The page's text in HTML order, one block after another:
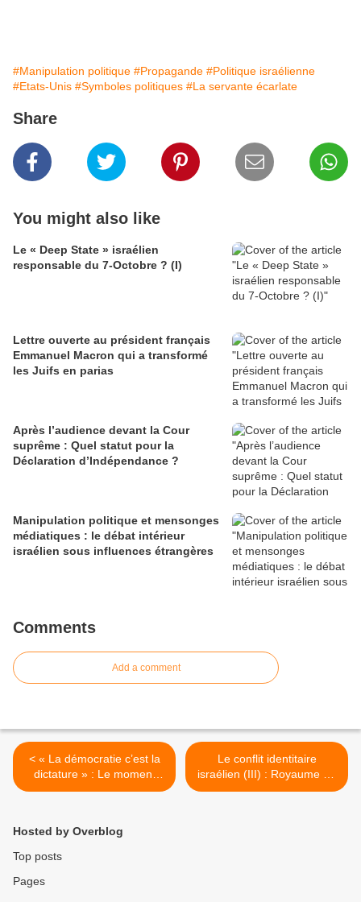
#Manipulation politique #Propagande #Politique israélienne
#Etats-Unis #Symboles politiques #La servante écarlate
Share
You might also like
Le « Deep State » israélien
responsable du 7-Octobre ? (I)
Lettre ouverte au président français
Emmanuel Macron qui a transformé
les Juifs en parias
Après l’audience devant la Cour
suprême : Quel statut pour la
Déclaration d’Indépendance ?
Manipulation politique et mensonges
médiatiques : le débat intérieur
israélien sous influences étrangères
Comments
Add a comment
< « La démocratie c’est la
dictature » : Le moment
orwellien de la politique
Le conflit identitaire
israélien (III) : Royaume de
David ou République de
Hosted by Overblog
Top posts
Pages